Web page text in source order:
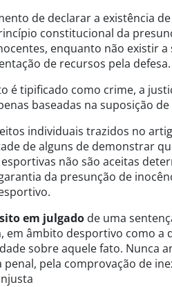
de declarar a existência
constitucional da
enquanto não existir
de recursos pela defesa.
é tipificado como crime, a
baseadas na suposição
individuais trazidos no
de alguns de demonstrar
não são aceitas
da presunção de
em julgado de uma
em âmbito desportivo como
sobre aquele fato. Nunca
penal, pela comprovação de